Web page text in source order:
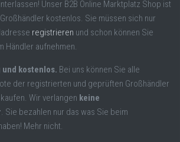
Unser B2B Online Marktplatz Shop ist
kostenlos. Sie müssen sich nur
registrieren und schon können Sie
Händler aufnehmen.
kostenlos. Bei uns können Sie alle
der registrierten und geprüften Großhändler
Wir verlangen keine
. Sie bezahlen nur das was Sie beim
Mehr nicht.